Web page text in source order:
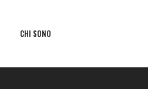
CHI SONO